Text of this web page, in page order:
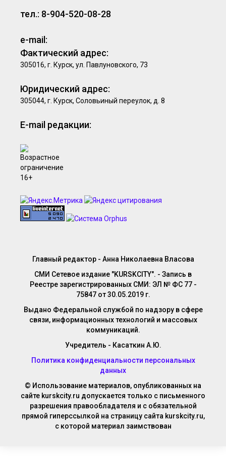
тел.: 8-904-520-08-28
e-mail:
Фактический адрес:
305016, г. Курск, ул. Павлуновского, 73
Юридический адрес:
305044, г. Курск, Соловьиный переулок, д. 8
E-mail редакции:
Главный редактор - Анна Николаевна Власова
СМИ Сетевое издание "KURSKCITY". - Запись в
Реестре зарегистрированных СМИ: ЭЛ № ФС 77 -
75847 от 30.05.2019 г.
Выдано Федеральной службой по надзору в сфере
связи, информационных технологий и массовых
коммуникаций.
Учредитель - Касаткин А.Ю.
Политика конфиденциальности персональных
данных
© Использование материалов, опубликованных на
сайте kurskcity.ru допускается только с письменного
разрешения правообладателя и с обязательной
прямой гиперссылкой на страницу сайта kurskcity.ru,
с которой материал заимствован